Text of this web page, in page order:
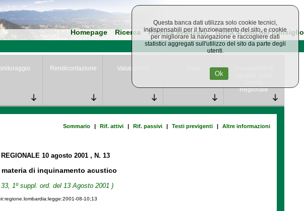
Homepage Ricerca Ricerca avanzata Torna al sito del consiglio
Rendicontazione Valutazione
Regionale
Sommario | Rif. attivi | Rif. passivi | Testi previgenti | Altre informazioni
10 agosto 2001 , N. 13
materia di inquinamento acustico
1º suppl. ord. del 13 Agosto 2001 )
08-10;13
Questa banca dati utilizza solo cookie tecnici,
indispensabili per il funzionamento del sito, e cookie
per migliorare la navigazione e raccogliere dati
statistici aggregati sull'utilizzo del sito da parte degli
utenti.
Ok